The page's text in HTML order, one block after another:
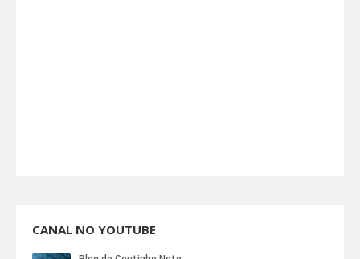
CANAL NO YOUTUBE